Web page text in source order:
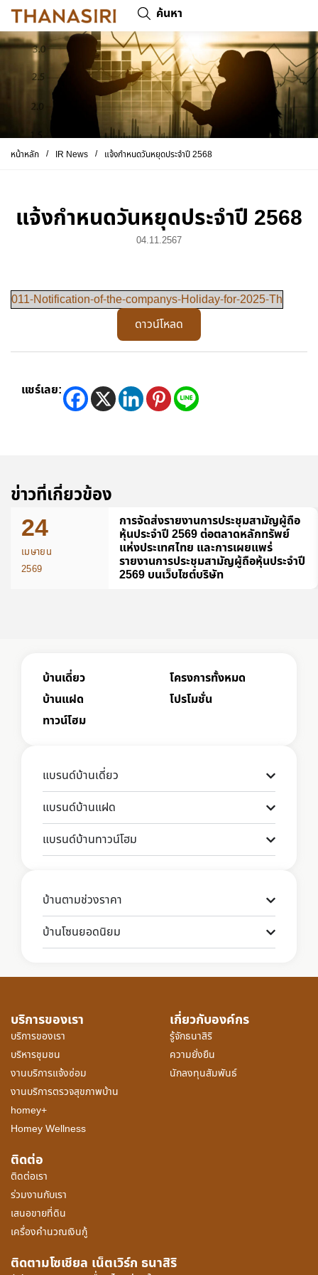
ค้นหา
หน้าหลัก / IR News / แจ้งกำหนดวันหยุดประจำปี 2568
แจ้งกำหนดวันหยุดประจำปี 2568
04.11.2567
011-Notification-of-the-companys-Holiday-for-2025-Th
ดาวน์โหลด
แชร์เลย:
ข่าวที่เกี่ยวข้อง
24
เมษายน
2569
การจัดส่งรายงานการประชุมสามัญผู้ถือ
หุ้นประจำปี 2569 ต่อตลาดหลักทรัพย์
แห่งประเทศไทย และการเผยแพร่
รายงานการประชุมสามัญผู้ถือหุ้นประจำปี
2569 บนเว็บไซต์บริษัท
บ้านเดี่ยว
บ้านแฝด
ทาวน์โฮม
โครงการทั้งหมด
โปรโมชั่น
แบรนด์บ้านเดี่ยว
แบรนด์บ้านแฝด
แบรนด์บ้านทาวน์โฮม
บ้านตามช่วงราคา
บ้านโซนยอดนิยม
บริการของเรา
บริการของเรา
บริหารชุมชน
งานบริการแจ้งซ่อม
งานบริการตรวจสุขภาพบ้าน
homey+
Homey Wellness
เกี่ยวกับองค์กร
รู้จักธนาสิริ
ความยั่งยืน
นักลงทุนสัมพันธ์
ติดต่อ
ติดต่อเรา
ร่วมงานกับเรา
เสนอขายที่ดิน
เครื่องคำนวณเงินกู้
ติดตามโซเชียล เน็ตเวิร์ก ธนาสิริ